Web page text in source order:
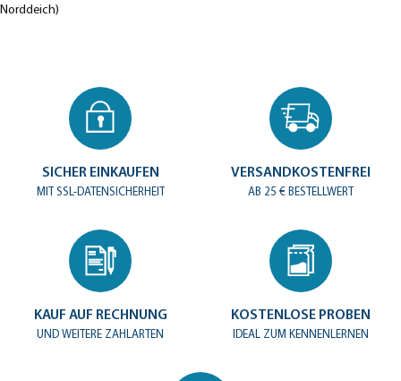
Norddeich)
SICHER EINKAUFEN
MIT SSL-DATENSICHERHEIT
VERSANDKOSTENFREI
AB 25 € BESTELLWERT
KAUF AUF RECHNUNG
UND WEITERE ZAHLARTEN
KOSTENLOSE PROBEN
IDEAL ZUM KENNENLERNEN